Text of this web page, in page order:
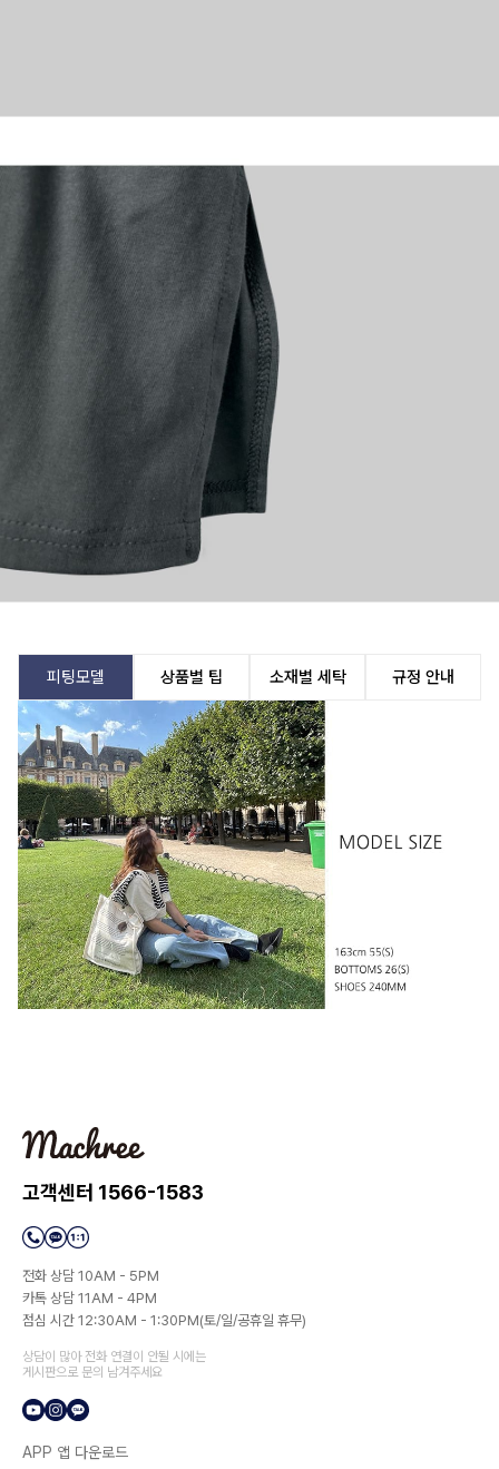
피팅모델 상품별 팁 소재별 세탁 규정 안내
고객센터 1566-1583
전화 상담 10AM - 5PM
카톡 상담 11AM - 4PM
점심 시간 12:30AM - 1:30PM(토/일/공휴일 휴무)
상담이 많아 전화 연결이 안될 시에는
게시판으로 문의 남겨주세요
APP 앱 다운로드